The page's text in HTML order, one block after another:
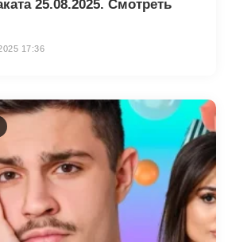
25.08.2025. Смотреть
17:36